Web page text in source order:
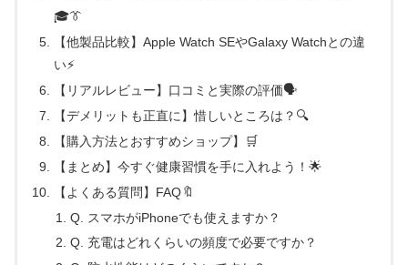
🎓👔
【他製品比較】Apple Watch SEやGalaxy Watchとの違
い⚡
【リアルレビュー】口コミと実際の評価🗣️
【デメリットも正直に】惜しいところは？🔍
【購入方法とおすすめショップ】🛒
【まとめ】今すぐ健康習慣を手に入れよう！🌟
【よくある質問】FAQ🔖
Q. スマホがiPhoneでも使えますか？
Q. 充電はどれくらいの頻度で必要ですか？